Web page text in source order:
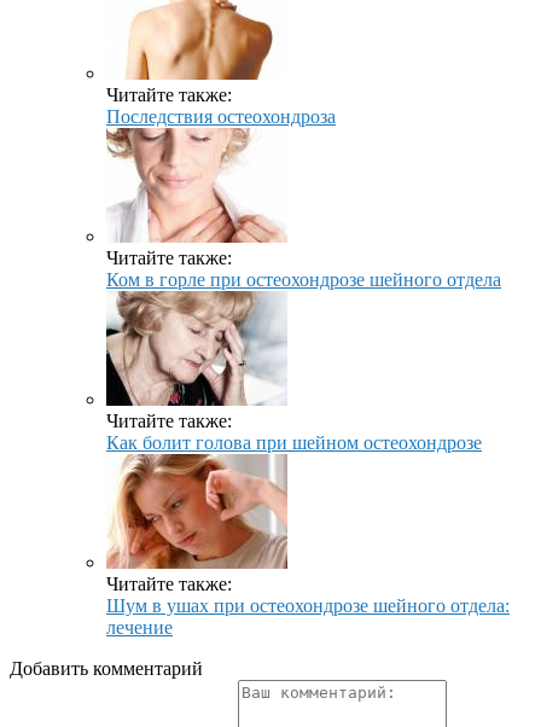
Читайте также:
Последствия остеохондроза
Читайте также:
Ком в горле при остеохондрозе шейного отдела
Читайте также:
Как болит голова при шейном остеохондрозе
Читайте также:
Шум в ушах при остеохондрозе шейного отдела:
лечение
Добавить комментарий